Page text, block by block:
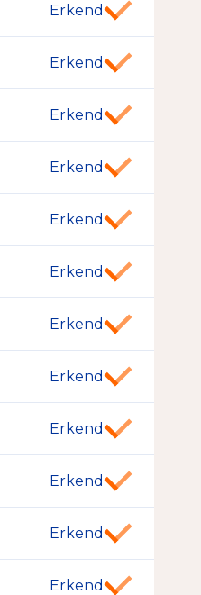
Erkend
Erkend
Erkend
Erkend
Erkend
Erkend
Erkend
Erkend
Erkend
Erkend
Erkend
Erkend